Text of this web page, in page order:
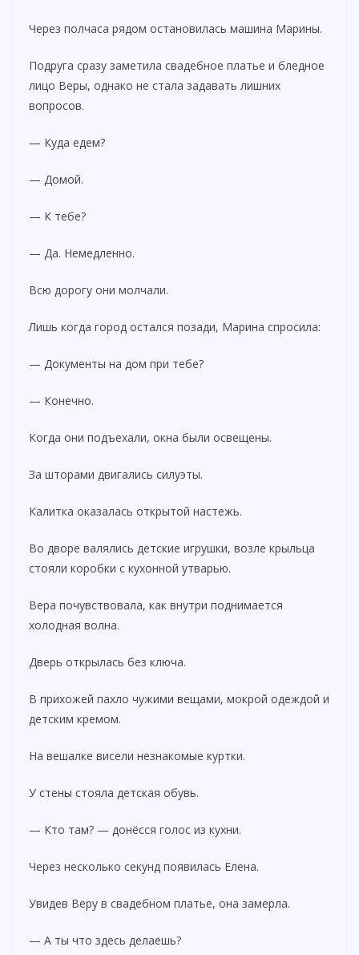
Через полчаса рядом остановилась машина Марины.
Подруга сразу заметила свадебное платье и бледное
лицо Веры, однако не стала задавать лишних
вопросов.
— Куда едем?
— Домой.
— К тебе?
— Да. Немедленно.
Всю дорогу они молчали.
Лишь когда город остался позади, Марина спросила:
— Документы на дом при тебе?
— Конечно.
Когда они подъехали, окна были освещены.
За шторами двигались силуэты.
Калитка оказалась открытой настежь.
Во дворе валялись детские игрушки, возле крыльца
стояли коробки с кухонной утварью.
Вера почувствовала, как внутри поднимается
холодная волна.
Дверь открылась без ключа.
В прихожей пахло чужими вещами, мокрой одеждой и
детским кремом.
На вешалке висели незнакомые куртки.
У стены стояла детская обувь.
— Кто там? — донёсся голос из кухни.
Через несколько секунд появилась Елена.
Увидев Веру в свадебном платье, она замерла.
— А ты что здесь делаешь?